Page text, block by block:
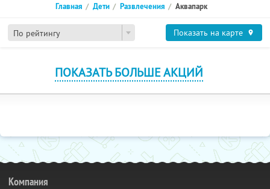
По рейтингу
Главная Дети Развлечения Аквапарк
Показать на карте
ПОКАЗАТЬ БОЛЬШЕ АКЦИЙ
Компания